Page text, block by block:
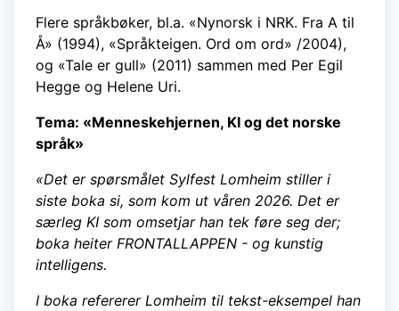
Flere språkbøker, bl.a. «Nynorsk i NRK. Fra A til
Å» (1994), «Språkteigen. Ord om ord» /2004),
og «Tale er gull» (2011) sammen med Per Egil
Hegge og Helene Uri.
Tema: «Menneskehjernen, KI og det norske
språk»
«Det er spørsmålet Sylfest Lomheim stiller i
siste boka si, som kom ut våren 2026. Det er
særleg KI som omsetjar han tek føre seg der;
boka heiter FRONTALLAPPEN - og kunstig
intelligens.
I boka refererer Lomheim til tekst-eksempel han